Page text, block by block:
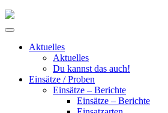
Skip
Primary
Aktuelles
Aktuelles
Du kannst das auch!
Einsätze / Proben
Einsätze – Berichte
Einsätze – Berichte